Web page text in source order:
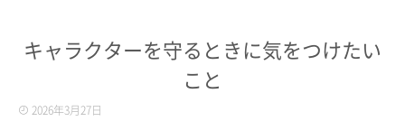
キャラクターを守るときに気をつけたい
こと
2026年3月27日